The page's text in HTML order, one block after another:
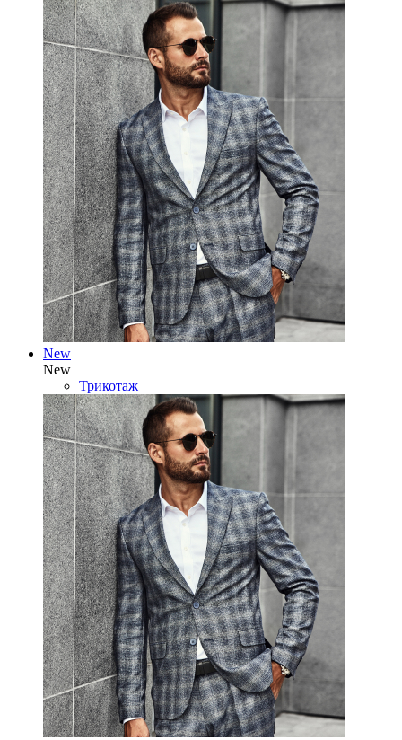
New
New
Трикотаж